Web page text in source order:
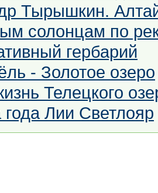
Тырышкин.
солонцам по
гербарий
- Золотое озеро
Телецкого
Лии Светлояр